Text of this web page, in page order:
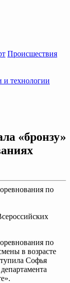
Происшествия
и технологии
«бронзу»
по
по
в возрасте
Софья